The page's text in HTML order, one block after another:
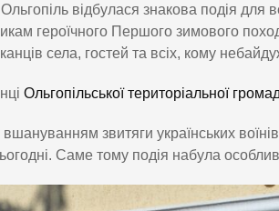
відбулася знакова подія для
героїчного Першого зимового
села, гостей та всіх, кому
Ольгопільської територіальної
звитяги українських
Саме тому подія набула